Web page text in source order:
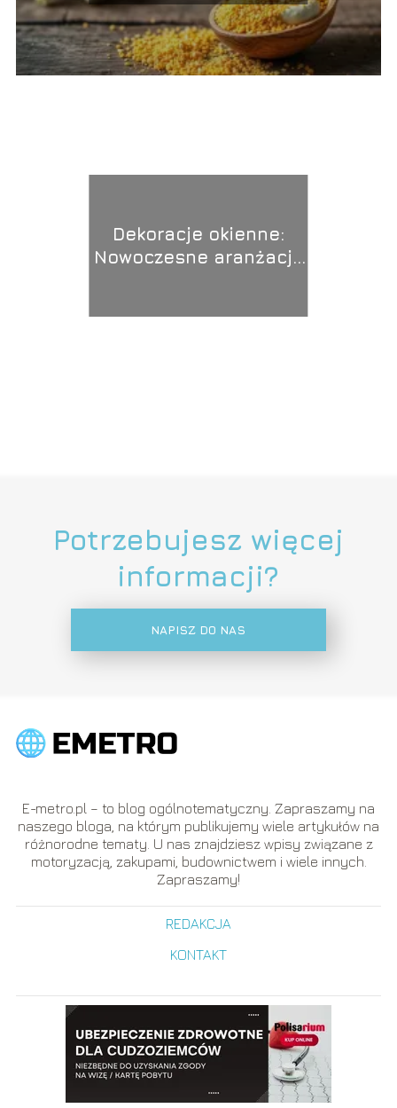
Dekoracje okienne:
Nowoczesne aranżacje
Potrzebujesz więcej
informacji?
NAPISZ DO NAS
E-metro.pl – to blog ogólnotematyczny. Zapraszamy na
naszego bloga, na którym publikujemy wiele artykułów na
różnorodne tematy. U nas znajdziesz wpisy związane z
motoryzacją, zakupami, budownictwem i wiele innych.
Zapraszamy!
REDAKCJA
KONTAKT